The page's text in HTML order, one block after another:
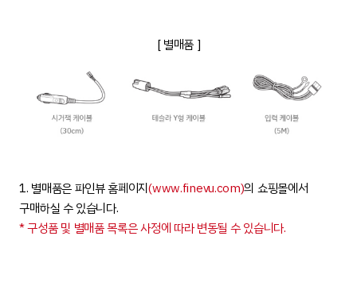
[ 별매품 ]
1. 별매품은 파인뷰 홈페이지(www.finevu.com)의 쇼핑몰에서
구매하실 수 있습니다.
* 구성품 및 별매품 목록은 사정에 따라 변동될 수 있습니다.